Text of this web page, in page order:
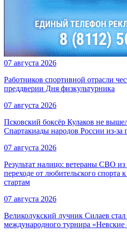
07 августа 2026
Работников спортивной отрасли
преддверии Дня физкультурника
07 августа 2026
Псковский боксёр Кулаков не
Спартакиады народов России из-за
07 августа 2026
Результат налицо: ветераны СВО
переходе от любительского спорта
стартам
07 августа 2026
Великолукский лучник Силаев
международного турнира «Невские